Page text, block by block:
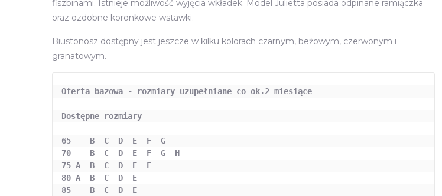
fiszbinami. Istnieje możliwość wyjęcia wkładek. Model Julietta posiada odpinane ramiączka
oraz ozdobne koronkowe wstawki.
Biustonosz dostępny jest jeszcze w kilku kolorach czarnym, beżowym, czerwonym i
granatowym.
Oferta bazowa - rozmiary uzupełniane co ok.2 miesiące
Dostępne rozmiary
65    B  C  D  E  F  G
70    B  C  D  E  F  G  H
75 A  B  C  D  E  F
80 A  B  C  D  E
85    B  C  D  E